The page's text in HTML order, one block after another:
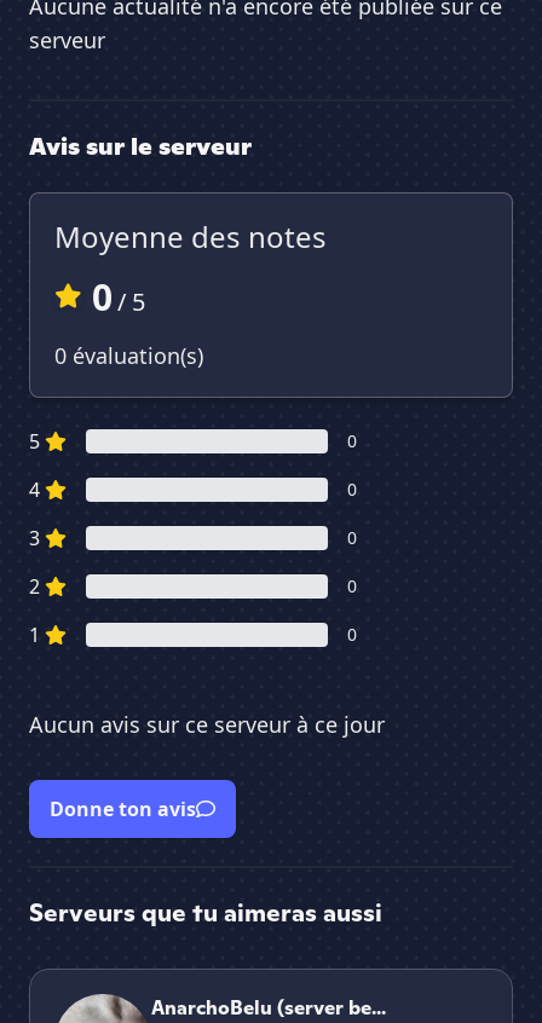
Aucune actualité n'a encore été publiée sur ce
serveur
Avis sur le serveur
Moyenne des notes
0/ 5
0 évaluation(s)
5 0
4 0
3 0
2 0
1 0
Aucun avis sur ce serveur à ce jour
Donne ton avis
Serveurs que tu aimeras aussi
AnarchoBelu (server bedrock)
AnarchoBelu (server be...